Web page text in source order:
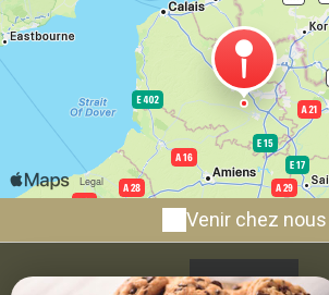
Venir chez nous